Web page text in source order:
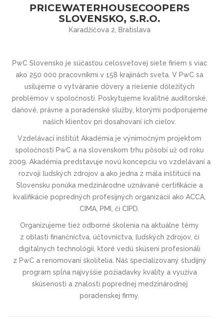
PRICEWATERHOUSECOOPERS
SLOVENSKO, S.R.O.
Karadžičova 2, Bratislava
PwC Slovensko je súčasťou celosvetovej siete firiem s viac
ako 250 000 pracovníkmi v 158 krajinách sveta. V PwC sa
usilujeme o vytváranie dôvery a riešenie dôležitých
problémov v spoločnosti. Poskytujeme kvalitné audítorské,
daňové, právne a poradenské služby, ktorými podporujeme
našich klientov pri dosahovaní ich cieľov.
Vzdelávací inštitút Akadémia je výnimočným projektom
spoločnosti PwC a na slovenskom trhu pôsobí už od roku
2009. Akadémia predstavuje novú koncepciu vo vzdelávaní a
rozvoji ľudských zdrojov a ako jedna z mála inštitúcií na
Slovensku ponúka medzinárodne uznávané certifikácie a
kvalifikácie popredných profesijných organizácií ako ACCA,
CIMA, PMI, či CIPD.
Organizujeme tiež odborné školenia na aktuálne témy
z oblasti finančníctva, účtovníctva, ľudských zdrojov, či
digitálnych technológií, ktoré vedú skúsení profesionáli
z PwC a renomovaní školitelia. Náš špecializovaný študijný
program spĺňa najvyššie požiadavky kvality a využíva
skúsenosti a znalosti poprednej medzinárodnej
poradenskej firmy.